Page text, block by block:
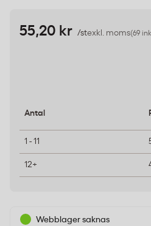
55,20 kr /stexkl. moms(69
Antal
1 - 11
12+
Webblager saknas